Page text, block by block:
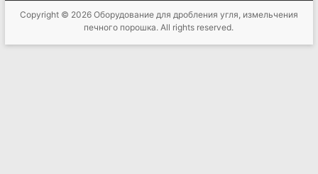
Copyright © 2026 Оборудование для дробления угля, измельчения
печного порошка. All rights reserved.